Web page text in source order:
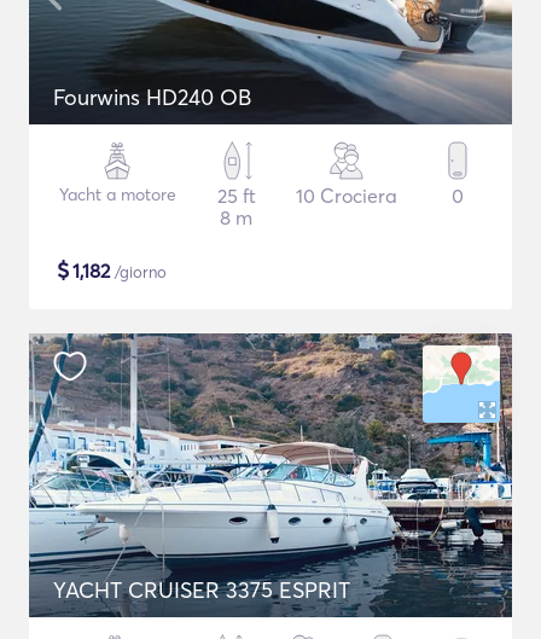
Fourwins HD240 OB
Yacht a motore
25 ft
8 m
10 Crociera 0
$1,182/giorno
YACHT CRUISER 3375 ESPRIT